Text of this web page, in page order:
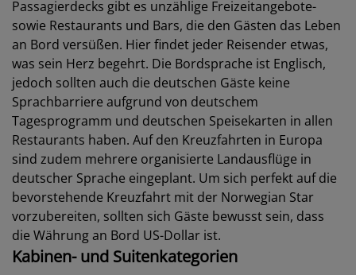
Passagierdecks gibt es unzählige Freizeitangebote-
sowie Restaurants und Bars, die den Gästen das Leben
an Bord versüßen. Hier findet jeder Reisender etwas,
was sein Herz begehrt. Die Bordsprache ist Englisch,
jedoch sollten auch die deutschen Gäste keine
Sprachbarriere aufgrund von deutschem
Tagesprogramm und deutschen Speisekarten in allen
Restaurants haben. Auf den Kreuzfahrten in Europa
sind zudem mehrere organisierte Landausflüge in
deutscher Sprache eingeplant. Um sich perfekt auf die
bevorstehende Kreuzfahrt mit der Norwegian Star
vorzubereiten, sollten sich Gäste bewusst sein, dass
die Währung an Bord US-Dollar ist.
Kabinen- und Suitenkategorien